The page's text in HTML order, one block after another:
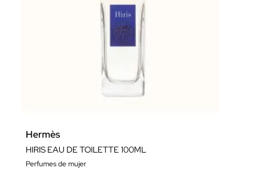
Hermès
HIRIS EAU DE TOILETTE 100ML
Perfumes de mujer